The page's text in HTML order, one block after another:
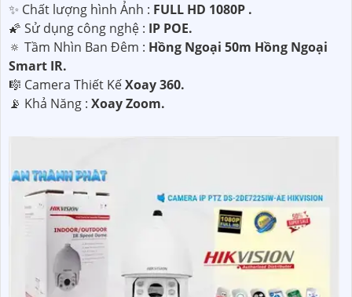
✨ Chất lượng hình Ảnh : FULL HD 1080P .
🌠 Sử dụng công nghệ : IP POE.
🔅 Tầm Nhìn Ban Đêm : Hồng Ngoại 50m Hồng Ngoại
Smart IR.
🎼️ Camera Thiết KếXoay 360.
️📡 Khả Năng : Xoay Zoom.